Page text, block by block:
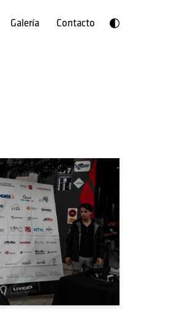
Galería Contacto